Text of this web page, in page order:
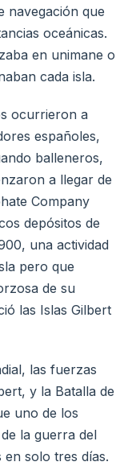
navegación que
oceánicas.
en unimane o
cada isla.
ocurrieron a
españoles,
balleneros,
a llegar de
Company
depósitos de
una actividad
pero que
de su
las Islas Gilbert
las fuerzas
y la Batalla de
uno de los
la guerra del
en solo tres días.